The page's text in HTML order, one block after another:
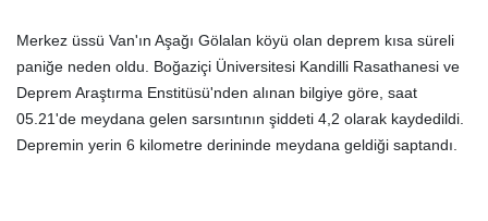
Merkez üssü Van'ın Aşağı Gölalan köyü olan deprem kısa süreli
paniğe neden oldu. Boğaziçi Üniversitesi Kandilli Rasathanesi ve
Deprem Araştırma Enstitüsü'nden alınan bilgiye göre, saat
05.21'de meydana gelen sarsıntının şiddeti 4,2 olarak kaydedildi.
Depremin yerin 6 kilometre derininde meydana geldiği saptandı.